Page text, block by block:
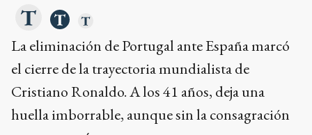
La eliminación de Portugal ante España marcó
el cierre de la trayectoria mundialista de
Cristiano Ronaldo. A los 41 años, deja una
huella imborrable, aunque sin la consagración